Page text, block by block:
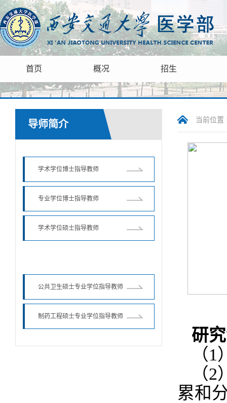
首页 概况 招生
导师简介
学术学位博士指导教师
专业学位博士指导教师
学术学位硕士指导教师
公共卫生硕士专业学位指导教师
制药工程硕士专业学位指导教师
当前位
研
（
（
累和